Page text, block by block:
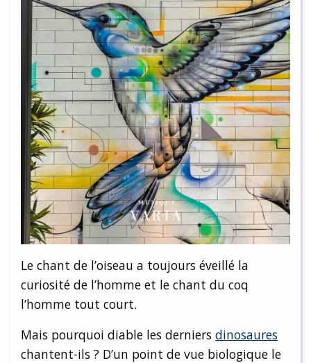
Le chant de l’oiseau a toujours éveillé la
curiosité de l’homme et le chant du coq
l’homme tout court.
Mais pourquoi diable les derniers dinosaures
chantent-ils ? D’un point de vue biologique le